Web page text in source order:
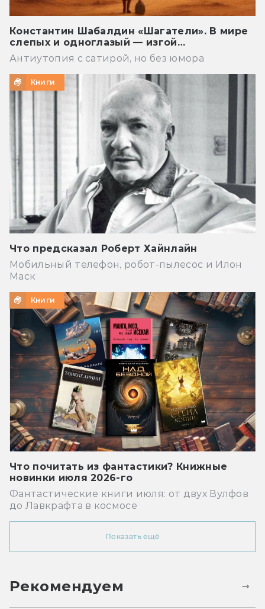
Константин Шабалдин «Шагатели». В мире
слепых и одноглазый — изгой…
Антиутопия с сатирой, но без юмора
Книги
Что предсказал Роберт Хайнлайн
Мобильный телефон, робот-пылесос и Илон
Маск
Книги
Что почитать из фантастики? Книжные
новинки июля 2026-го
Фантастические книги июля: от двух Вулфов
до Лавкрафта в космосе
Показать ещё
Рекомендуем